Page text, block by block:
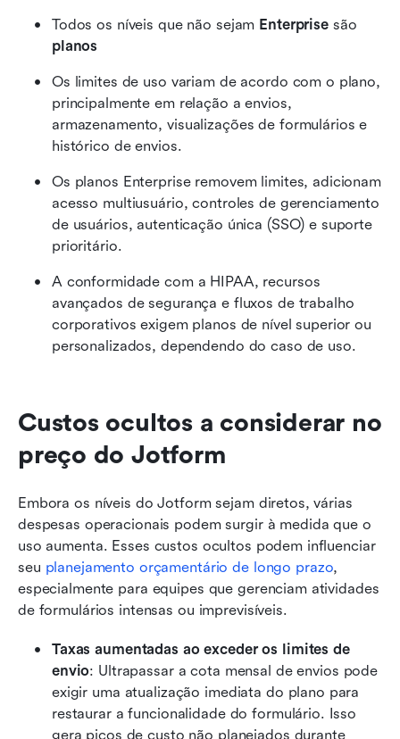
Todos os níveis que não sejam Enterprise
planos
Os limites de uso variam de acordo com o plano,
principalmente em relação a envios,
armazenamento, visualizações de formulários e
histórico de envios.
Os planos Enterprise removem limites, adicionam
acesso multiusuário, controles de gerenciamento
de usuários, autenticação única (SSO) e suporte
prioritário.
A conformidade com a HIPAA, recursos
avançados de segurança e fluxos de trabalho
corporativos exigem planos de nível superior ou
personalizados, dependendo do caso de uso.
Custos ocultos a considerar no
preço do Jotform
Embora os níveis do Jotform sejam diretos, várias
despesas operacionais podem surgir à medida que o
uso aumenta. Esses custos ocultos podem influenciar
seu planejamento orçamentário de longo prazo,
especialmente para equipes que gerenciam atividades
de formulários intensas ou imprevisíveis.
Taxas aumentadas ao exceder os limites de
envio: Ultrapassar a cota mensal de envios pode
exigir uma atualização imediata do plano para
restaurar a funcionalidade do formulário. Isso
gera picos de custo não planejados durante